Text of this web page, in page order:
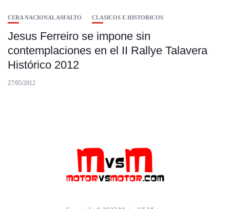
CERA NACIONAL ASFALTO CLASICOS E HISTORICOS
Jesus Ferreiro se impone sin
contemplaciones en el II Rallye Talavera
Histórico 2012
27/05/2012